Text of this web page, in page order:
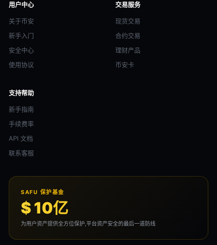
用户中心
关于币安
新手入门
安全中心
使用协议
交易服务
现货交易
合约交易
理财产品
币安卡
支持帮助
新手指南
手续费率
API 文档
联系客服
SAFU 保护基金
$ 10亿
为用户资产提供全方位保护,平台资产安全的最后一道防线